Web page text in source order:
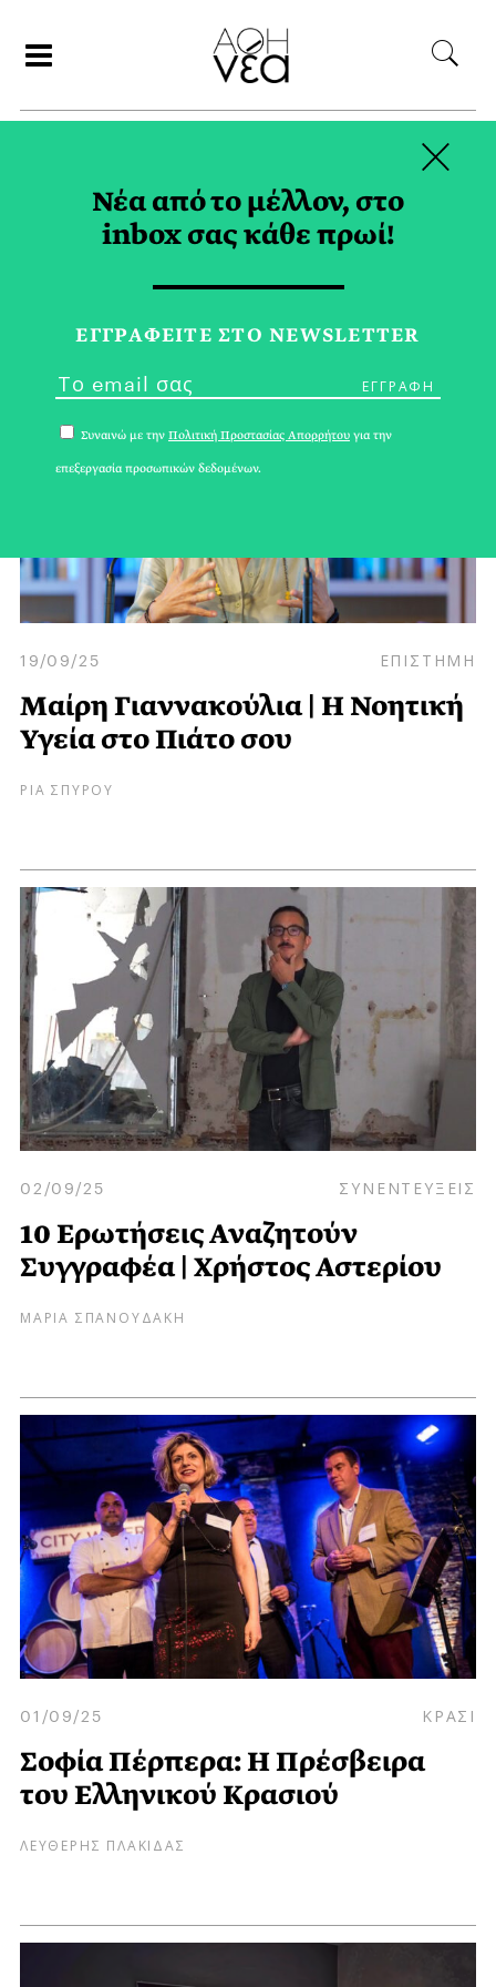
INTERVIEW TAG
19/09/25 ΕΠΙΣΤΗΜΗ
Μαίρη Γιαννακούλια | H Νοητική
Υγεία στο Πιάτο σου
ΡΙΑ ΣΠΥΡΟΥ
02/09/25 ΣΥΝΕΝΤΕΥΞΕΙΣ
10 Ερωτήσεις Αναζητούν
Συγγραφέα | Χρήστος Αστερίου
ΜΑΡΙΑ ΣΠΑΝΟΥΔΑΚΗ
01/09/25 ΚΡΑΣΙ
Σοφία Πέρπερα: Η Πρέσβειρα
του Ελληνικού Κρασιού
ΛΕΥΘΕΡΗΣ ΠΛΑΚΙΔΑΣ
Νέα από το μέλλον, στο
inbox σας κάθε πρωί!
ΕΓΓPΑΦΕΙΤΕ ΣΤΟ NEWSLETTER
Συναινώ με την Πολιτική Προστασίας Απορρήτου για την
επεξεργασία προσωπικών δεδομένων.
×